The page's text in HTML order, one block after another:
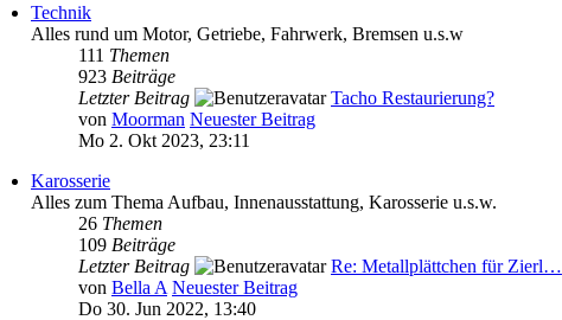
Technik
Alles rund um Motor, Getriebe, Fahrwerk, Bremsen u.s.w
111 Themen
923 Beiträge
Letzter Beitrag
Tacho Restaurierung?
von Moorman Neuester Beitrag
Mo 2. Okt 2023, 23:11
Karosserie
Alles zum Thema Aufbau, Innenausstattung, Karosserie u.s.w.
26 Themen
109 Beiträge
Letzter Beitrag
Re: Metallplättchen für Zierl…
von Bella A Neuester Beitrag
Do 30. Jun 2022, 13:40